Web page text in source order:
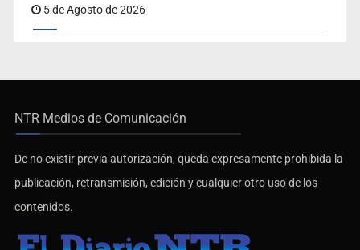
5 de Agosto de 2026
NTR Medios de Comunicación
De no existir previa autorización, queda expresamente prohibida la
publicación, retransmisión, edición y cualquier otro uso de los
contenidos.